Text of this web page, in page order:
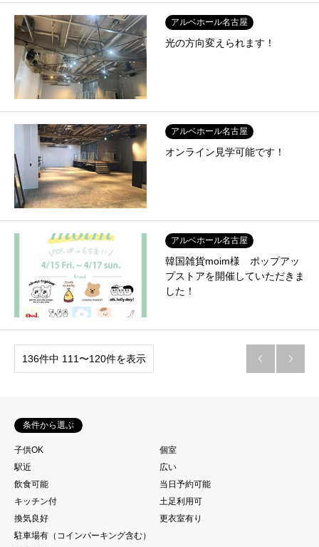
アルベホール名古屋
光の方向変えられます！
アルベホール名古屋
オンライン見学可能です！
アルベホール名古屋
韓国雑貨moim様 ポップアッ
プストアを開催していただきま
した！
136件中 111〜120件を表示  
条件から選ぶ
子供OK
個室
駅近
広い
飲食可能
当日予約可能
キッチン付
土足利用可
換気良好
更衣室有り
駐車場有（コインパーキング含む）